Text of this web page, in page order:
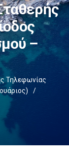
–
Τηλεφωνίας
/